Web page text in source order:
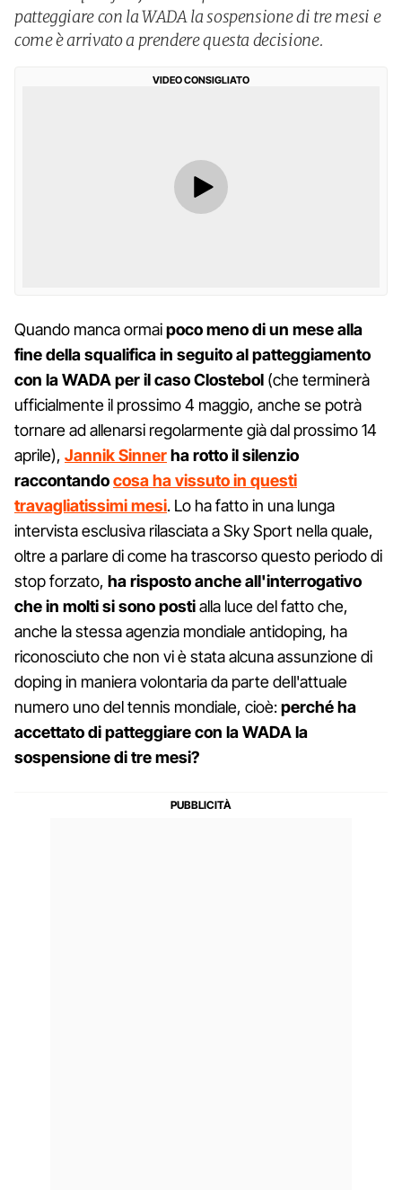
patteggiare con la WADA la sospensione di tre mesi e
come è arrivato a prendere questa decisione.
VIDEO CONSIGLIATO
Quando manca ormaipoco meno di un mese alla
fine della squalifica in seguito al patteggiamento
con la WADA per il caso Clostebol (che terminerà
ufficialmente il prossimo 4 maggio, anche se potrà
tornare ad allenarsi regolarmente già dal prossimo 14
aprile), Jannik Sinnerha rotto il silenzio
raccontandocosa ha vissuto in questi
travagliatissimi mesi. Lo ha fatto in una lunga
intervista esclusiva rilasciata a Sky Sport nella quale,
oltre a parlare di come ha trascorso questo periodo di
stop forzato, ha risposto anche all'interrogativo
che in molti si sono postialla luce del fatto che,
anche la stessa agenzia mondiale antidoping, ha
riconosciuto che non vi è stata alcuna assunzione di
doping in maniera volontaria da parte dell'attuale
numero uno del tennis mondiale, cioè:perché ha
accettato di patteggiare con la WADA la
sospensione di tre mesi?